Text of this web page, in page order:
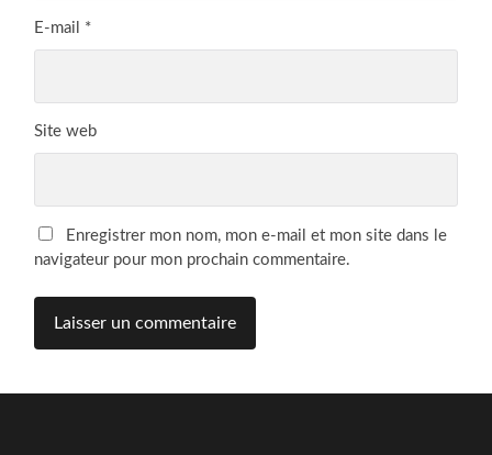
E-mail *
Site web
Enregistrer mon nom, mon e-mail et mon site dans le
navigateur pour mon prochain commentaire.